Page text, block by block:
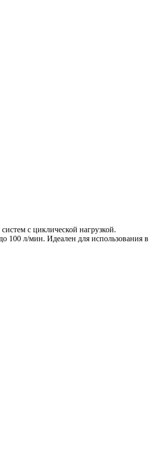
с циклической нагрузкой.
100 л/мин. Идеален для использования в